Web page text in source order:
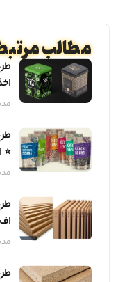
مطالب